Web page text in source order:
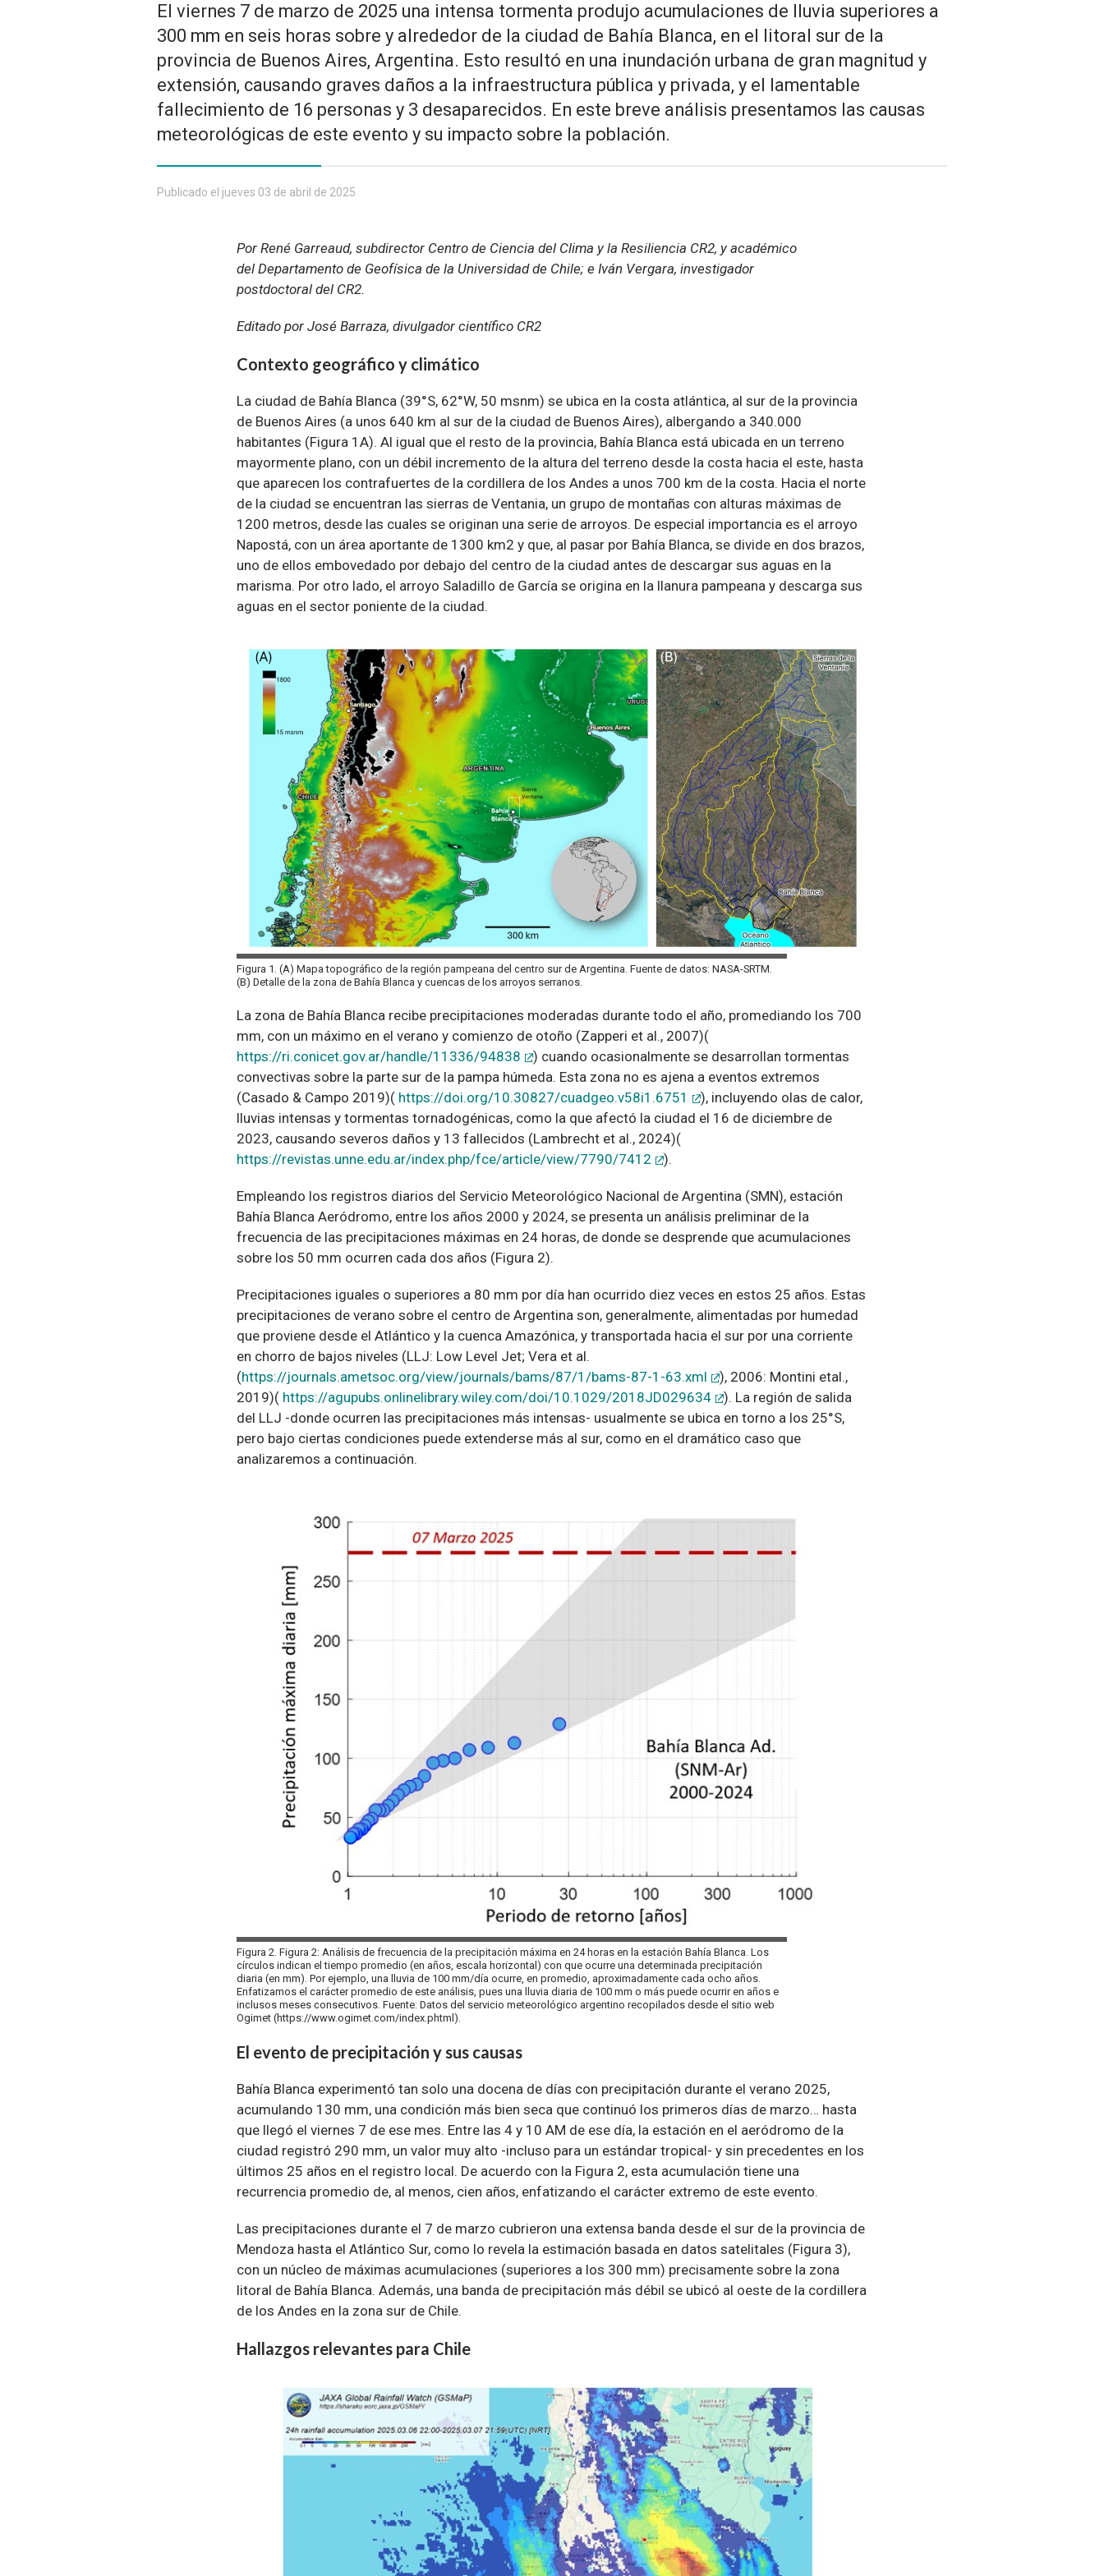
El viernes 7 de marzo de 2025 una intensa tormenta produjo acumulaciones de lluvia superiores a
300 mm en seis horas sobre y alrededor de la ciudad de Bahía Blanca, en el litoral sur de la
provincia de Buenos Aires, Argentina. Esto resultó en una inundación urbana de gran magnitud y
extensión, causando graves daños a la infraestructura pública y privada, y el lamentable
fallecimiento de 16 personas y 3 desaparecidos. En este breve análisis presentamos las causas
meteorológicas de este evento y su impacto sobre la población.
Publicado el jueves 03 de abril de 2025
Por René Garreaud, subdirector Centro de Ciencia del Clima y la Resiliencia CR2, y académico
del Departamento de Geofísica de la Universidad de Chile; e Iván Vergara, investigador
postdoctoral del CR2.
Editado por José Barraza, divulgador científico CR2
Contexto geográfico y climático
La ciudad de Bahía Blanca (39°S, 62°W, 50 msnm) se ubica en la costa atlántica, al sur de la provincia
de Buenos Aires (a unos 640 km al sur de la ciudad de Buenos Aires), albergando a 340.000
habitantes (Figura 1A). Al igual que el resto de la provincia, Bahía Blanca está ubicada en un terreno
mayormente plano, con un débil incremento de la altura del terreno desde la costa hacia el este, hasta
que aparecen los contrafuertes de la cordillera de los Andes a unos 700 km de la costa. Hacia el norte
de la ciudad se encuentran las sierras de Ventania, un grupo de montañas con alturas máximas de
1200 metros, desde las cuales se originan una serie de arroyos. De especial importancia es el arroyo
Napostá, con un área aportante de 1300 km2 y que, al pasar por Bahía Blanca, se divide en dos brazos,
uno de ellos embovedado por debajo del centro de la ciudad antes de descargar sus aguas en la
marisma. Por otro lado, el arroyo Saladillo de García se origina en la llanura pampeana y descarga sus
aguas en el sector poniente de la ciudad.
Figura 1. (A) Mapa topográfico de la región pampeana del centro sur de Argentina. Fuente de datos: NASA-SRTM.
(B) Detalle de la zona de Bahía Blanca y cuencas de los arroyos serranos.
La zona de Bahía Blanca recibe precipitaciones moderadas durante todo el año, promediando los 700
mm, con un máximo en el verano y comienzo de otoño (Zapperi et al., 2007)(
https://ri.conicet.gov.ar/handle/11336/94838
) cuando ocasionalmente se desarrollan tormentas
convectivas sobre la parte sur de la pampa húmeda. Esta zona no es ajena a eventos extremos
(Casado & Campo 2019)( https://doi.org/10.30827/cuadgeo.v58i1.6751
), incluyendo olas de calor,
lluvias intensas y tormentas tornadogénicas, como la que afectó la ciudad el 16 de diciembre de
2023, causando severos daños y 13 fallecidos (Lambrecht et al., 2024)(
https://revistas.unne.edu.ar/index.php/fce/article/view/7790/7412
).
Empleando los registros diarios del Servicio Meteorológico Nacional de Argentina (SMN), estación
Bahía Blanca Aeródromo, entre los años 2000 y 2024, se presenta un análisis preliminar de la
frecuencia de las precipitaciones máximas en 24 horas, de donde se desprende que acumulaciones
sobre los 50 mm ocurren cada dos años (Figura 2).
Precipitaciones iguales o superiores a 80 mm por día han ocurrido diez veces en estos 25 años. Estas
precipitaciones de verano sobre el centro de Argentina son, generalmente, alimentadas por humedad
que proviene desde el Atlántico y la cuenca Amazónica, y transportada hacia el sur por una corriente
en chorro de bajos niveles (LLJ: Low Level Jet; Vera et al.
(https://journals.ametsoc.org/view/journals/bams/87/1/bams-87-1-63.xml
), 2006: Montini etal.,
2019)( https://agupubs.onlinelibrary.wiley.com/doi/10.1029/2018JD029634
). La región de salida
del LLJ -donde ocurren las precipitaciones más intensas- usualmente se ubica en torno a los 25°S,
pero bajo ciertas condiciones puede extenderse más al sur, como en el dramático caso que
analizaremos a continuación.
Figura 2. Figura 2: Análisis de frecuencia de la precipitación máxima en 24 horas en la estación Bahía Blanca. Los
círculos indican el tiempo promedio (en años, escala horizontal) con que ocurre una determinada precipitación
diaria (en mm). Por ejemplo, una lluvia de 100 mm/día ocurre, en promedio, aproximadamente cada ocho años.
Enfatizamos el carácter promedio de este análisis, pues una lluvia diaria de 100 mm o más puede ocurrir en años e
inclusos meses consecutivos. Fuente: Datos del servicio meteorológico argentino recopilados desde el sitio web
Ogimet (https://www.ogimet.com/index.phtml).
El evento de precipitación y sus causas
Bahía Blanca experimentó tan solo una docena de días con precipitación durante el verano 2025,
acumulando 130 mm, una condición más bien seca que continuó los primeros días de marzo… hasta
que llegó el viernes 7 de ese mes. Entre las 4 y 10 AM de ese día, la estación en el aeródromo de la
ciudad registró 290 mm, un valor muy alto -incluso para un estándar tropical- y sin precedentes en los
últimos 25 años en el registro local. De acuerdo con la Figura 2, esta acumulación tiene una
recurrencia promedio de, al menos, cien años, enfatizando el carácter extremo de este evento.
Las precipitaciones durante el 7 de marzo cubrieron una extensa banda desde el sur de la provincia de
Mendoza hasta el Atlántico Sur, como lo revela la estimación basada en datos satelitales (Figura 3),
con un núcleo de máximas acumulaciones (superiores a los 300 mm) precisamente sobre la zona
litoral de Bahía Blanca. Además, una banda de precipitación más débil se ubicó al oeste de la cordillera
de los Andes en la zona sur de Chile.
Hallazgos relevantes para Chile